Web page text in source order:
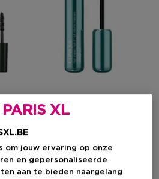
Waterproof Totale Volume
Mascara
PARIS XL
om jouw ervaring op onze
en gepersonaliseerde
aan te bieden naargelang